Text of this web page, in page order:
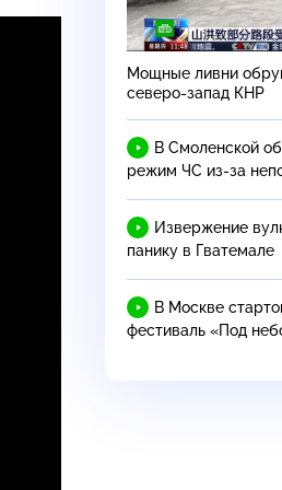
Мощные ливни
северо-запад КНР
В Смоленской
режим ЧС из-за
Извержение
панику в Гватемале
В Москве
фестиваль «Под